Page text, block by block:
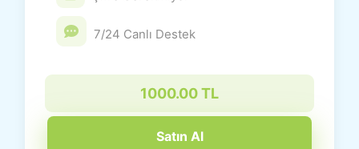
7/24 Canlı Destek
1000.00 TL
Satın Al